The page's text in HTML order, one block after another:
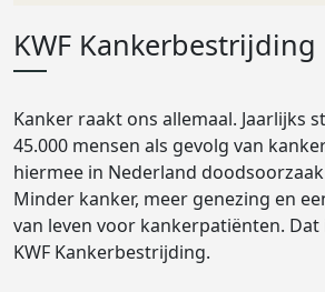
KWF Kankerbestrijding
Kanker raakt ons allemaal. Jaarlijks
45.000 mensen als gevolg van
hiermee in Nederland
Minder kanker, meer genezing en
van leven voor kankerpatiënten. Dat
KWF Kankerbestrijding.